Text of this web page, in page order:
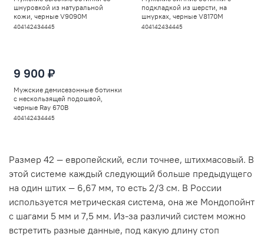
шнуровкой из натуральной
кожи, черные V9090M
404142434445
подкладкой из шерсти, на
шнурках, черные V8170M
404142434445
9 900 ₽
Мужские демисезонные ботинки
с нескользящей подошвой,
черные Ray 670B
404142434445
Размер 42 — европейский, если точнее, штихмасовый. В
этой системе каждый следующий больше предыдущего
на один штих — 6,67 мм, то есть 2/3 см. В России
используется метрическая система, она же Мондопойнт
с шагами 5 мм и 7,5 мм. Из-за различий систем можно
встретить разные данные, под какую длину стоп